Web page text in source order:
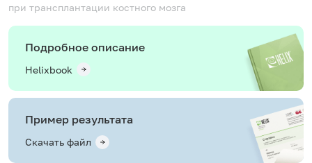
при трансплантации костного мозга
Подробное описание
Helixbook
Пример результата
Скачать файл